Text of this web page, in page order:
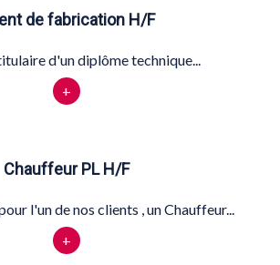
de fabrication H/F
d'un diplôme technique...
+
Chauffeur PL H/F
l'un de nos clients , un Chauffeur...
+